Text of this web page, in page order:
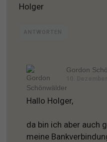
Holger
ANTWORTEN
Gordon
Hallo Holger,
da bin ich aber auch
meine